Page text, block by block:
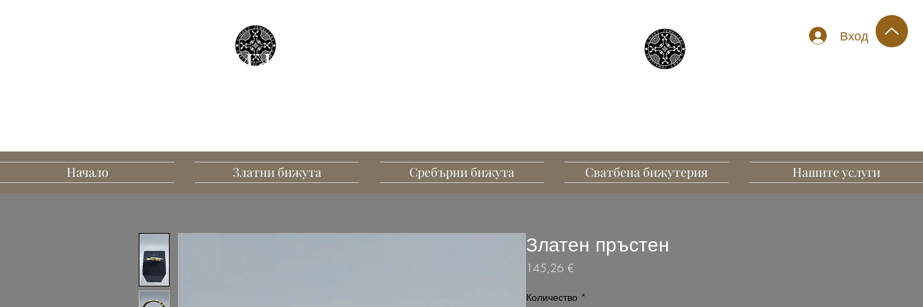
БИЖУТА, СЪЗДАДЕНИ ДА
Вход
Начало Златни бижута Сребърни бижута Сватбена бижутерия Нашите услуги
Златен пръстен
145,26 €
Количество *